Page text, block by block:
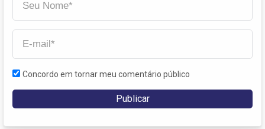
Concordo em tornar meu comentário público